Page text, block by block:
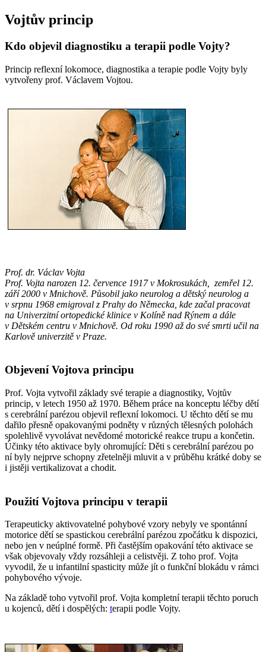
Vojtův princip
Kdo objevil diagnostiku a terapii podle Vojty?
Princip reflexní lokomoce, diagnostika a terapie podle Vojty byly
vytvořeny prof. Václavem Vojtou.
Prof. dr. Václav Vojta
Prof. Vojta narozen 12. července 1917 v Mokrosukách, zemřel 12.
září 2000 v Mnichově. Působil jako neurolog a dětský neurolog a
v srpnu 1968 emigroval z Prahy do Německa, kde začal pracovat
na Univerzitní ortopedické klinice v Kolíně nad Rýnem a dále
v Dětském centru v Mnichově. Od roku 1990 až do své smrti učil na
Karlově univerzitě v Praze.
Objevení Vojtova principu
Prof. Vojta vytvořil základy své terapie a diagnostiky, Vojtův
princip, v letech 1950 až 1970. Během práce na konceptu léčby dětí
s cerebrální parézou objevil reflexní lokomoci. U těchto dětí se mu
dařilo přesně opakovanými podněty v různých tělesných polohách
spolehlivě vyvolávat nevědomé motorické reakce trupu a končetin.
Účinky této aktivace byly ohromující: Děti s cerebrální parézou po
ní byly nejprve schopny zřetelněji mluvit a v průběhu krátké doby se
i jistěji vertikalizovat a chodit.
Použití Vojtova principu v terapii
Terapeuticky aktivovatelné pohybové vzory nebyly ve spontánní
motorice dětí se spastickou cerebrální parézou zpočátku k dispozici,
nebo jen v neúplné formě. Při častějším opakování této aktivace se
však objevovaly vždy rozsáhleji a celistvěji. Z toho prof. Vojta
vyvodil, že u infantilní spasticity může jít o funkční blokádu v rámci
pohybového vývoje.
Na základě toho vytvořil prof. Vojta kompletní terapii těchto poruch
u kojenců, dětí i dospělých: terapii podle Vojty.